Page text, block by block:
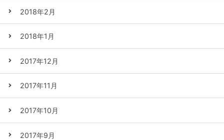
2018年2月
2018年1月
2017年12月
2017年11月
2017年10月
2017年9月